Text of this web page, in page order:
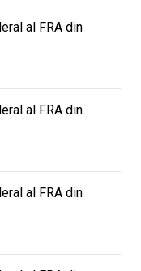
al FRA din
al FRA din
al FRA din